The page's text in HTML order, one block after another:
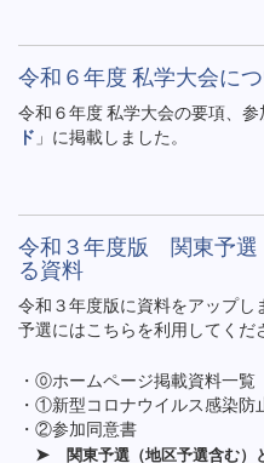
令和６年度 私学大会に
令和６年度 私学大会の要項、
ド 」に掲載しました。
令和３年度版 関東予選
る資料
令和３年度版に資料をアップし
予選にはこちらを利用してくだ
・⓪ホームページ掲載資料一覧
・①新型コロナウイルス感染防
・②参加同意書
➤
関東予選（地区予選含む）